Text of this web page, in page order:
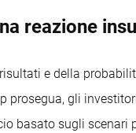
reazione
e della
prosegua, gli
basato sugli scenari